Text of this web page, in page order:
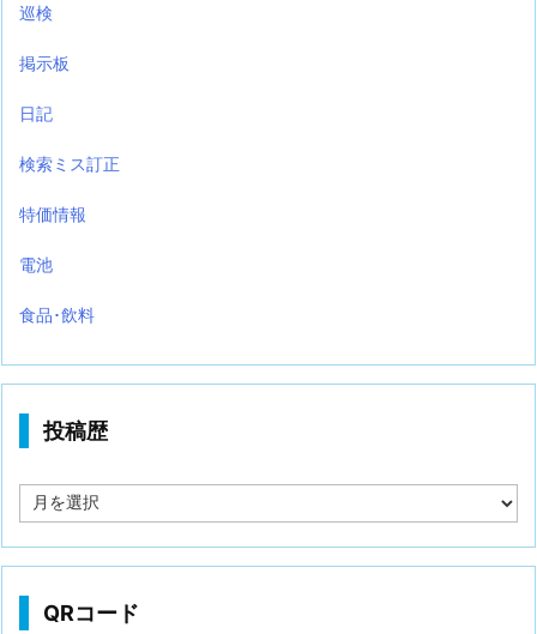
巡検
掲示板
日記
検索ミス訂正
特価情報
電池
食品･飲料
投稿歴
稿
QRコード